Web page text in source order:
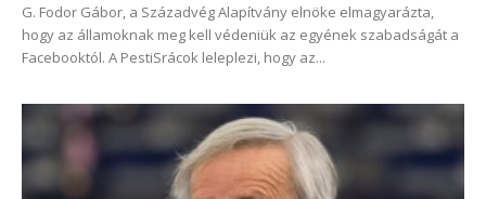
G. Fodor Gábor, a Századvég Alapítvány elnöke elmagyarázta,
hogy az államoknak meg kell védeniük az egyének szabadságát a
Facebooktól. A PestiSrácok leleplezi, hogy az...